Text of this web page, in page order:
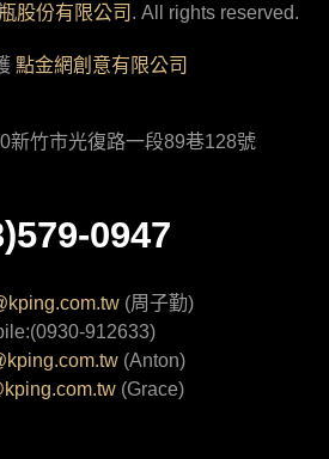
股份有限公司 . All rights reserved.
點金網創意有限公司
新竹市光復路一段89巷128號
0947
(周子勤)
912633)
(Anton)
(Grace)